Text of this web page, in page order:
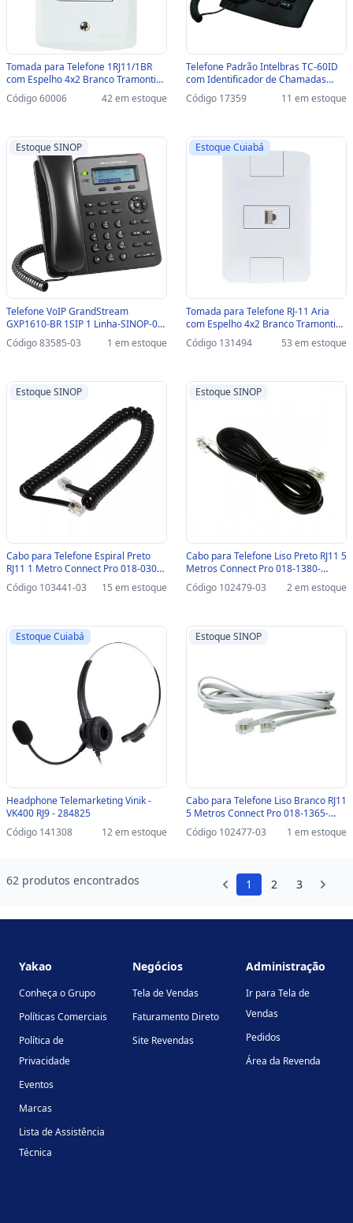
Tomada para Telefone 1RJ11/1BR
com Espelho 4x2 Branco Tramontina
- 57145/018 - 57145/018
Código 60006 42 em estoque
Telefone Padrão Intelbras TC-60ID
com Identificador de Chamadas
Preto - 4000074 - 4000074
Código 17359 11 em estoque
Estoque SINOP
Telefone VoIP GrandStream
GXP1610-BR 1SIP 1 Linha-SINOP-03
- GXP1610-BR
Código 83585-03 1 em estoque
Estoque Cuiabá
Tomada para Telefone RJ-11 Aria
com Espelho 4x2 Branco Tramontina
- 57241/019 - 131494 - 57241/019
Código 131494 53 em estoque
Estoque SINOP
Cabo para Telefone Espiral Preto
RJ11 1 Metro Connect Pro 018-0301-
SINOP-03 - 018-0301
Código 103441-03 15 em estoque
Estoque SINOP
Cabo para Telefone Liso Preto RJ11 5
Metros Connect Pro 018-1380-
SINOP-03 - 018-1380
Código 102479-03 2 em estoque
Estoque Cuiabá
Headphone Telemarketing Vinik -
VK400 RJ9 - 284825
Código 141308
12 em estoque
Estoque SINOP
Cabo para Telefone Liso Branco RJ11
5 Metros Connect Pro 018-1365-
SINOP-03 - 018-1365
Código 102477-03 1 em estoque
62 produtos encontrados 1 2 3
Yakao
Conheça o Grupo
Políticas Comerciais
Política de
Privacidade
Eventos
Marcas
Lista de Assistência
Técnica
Negócios
Tela de Vendas
Faturamento Direto
Site Revendas
Administração
Ir para Tela de
Vendas
Pedidos
Área da Revenda